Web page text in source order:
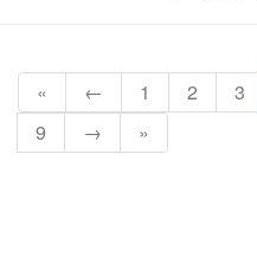
« ← 1 2 3
9
→ »